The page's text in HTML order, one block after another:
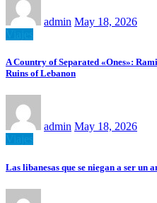
admin May 18, 2026
A Country of Separated «Ones»:
Ruins of Lebanon
admin May 18, 2026
Las libanesas que se niegan a ser un